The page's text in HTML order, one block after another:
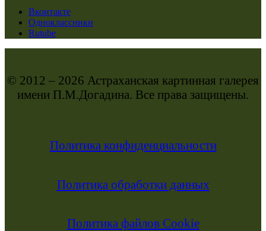
Вконтакте
Одноклассники
Rutube
© 2012 – 2026 Астраханская картинная галерея
имени П.М.Догадина. Все права защищены.
Политика конфиденциальности
Политика обработки данных
Политика файлов Cookie